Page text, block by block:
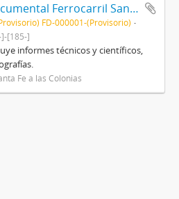
Fondo documental Ferrocarril Santa Fe a las Colonias
FD-000001-(Provisorio)
[185-]
informes técnicos y científicos,
Fe a las Colonias